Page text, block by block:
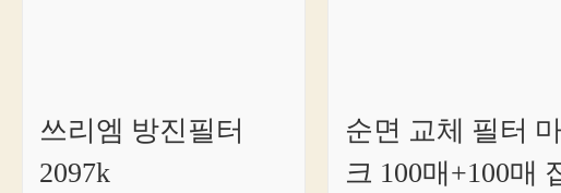
곳
을
클
쓰리엠 방진필터
2097k
순면 교체 필터
크 100매+100매